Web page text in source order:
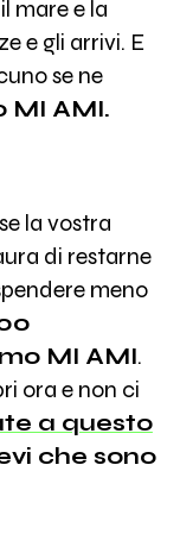
mare e la
e gli arrivi. E
se ne
MI AMI.
la vostra
di restarne
meno
MI AMI.
ora e non ci
a questo
che sono